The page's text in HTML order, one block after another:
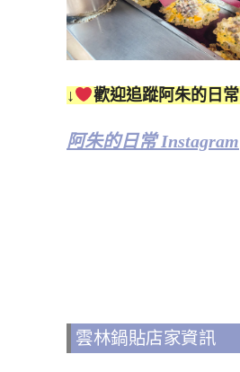
↓ 歡迎追蹤阿朱的日常
阿朱的日常 Instagram
雲林鍋貼店家資訊